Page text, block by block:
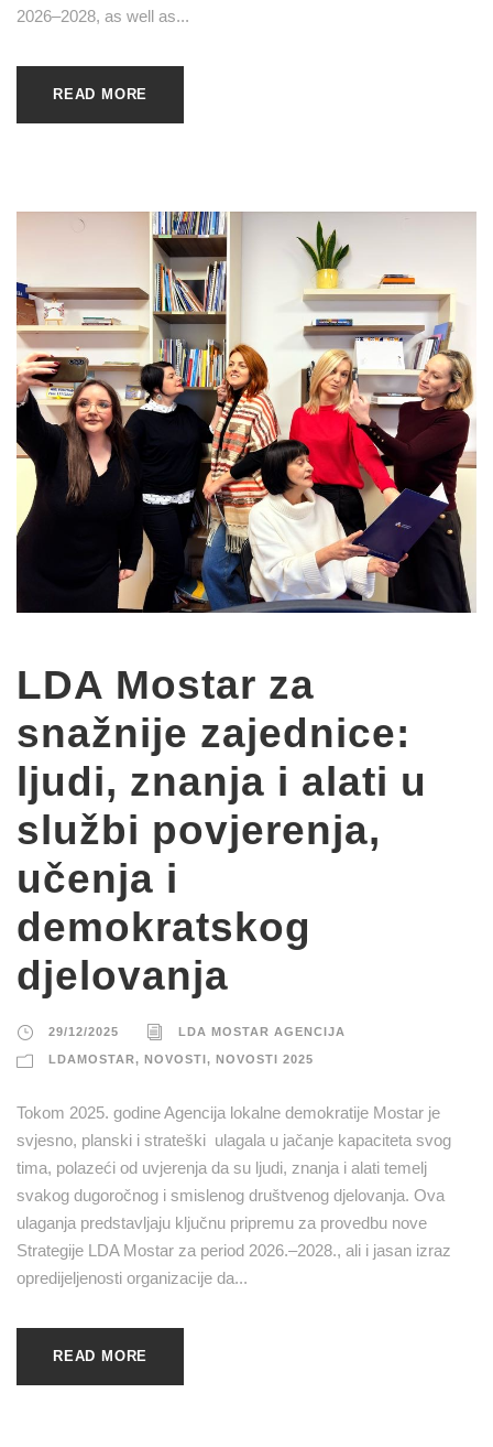
2026–2028, as well as...
READ MORE
LDA Mostar za
snažnije zajednice:
ljudi, znanja i alati u
službi povjerenja,
učenja i
demokratskog
djelovanja
29/12/2025 LDA MOSTAR AGENCIJA
LDAMOSTAR, NOVOSTI , NOVOSTI 2025
Tokom 2025. godine Agencija lokalne demokratije Mostar je
svjesno, planski i strateški ulagala u jačanje kapaciteta svog
tima, polazeći od uvjerenja da su ljudi, znanja i alati temelj
svakog dugoročnog i smislenog društvenog djelovanja. Ova
ulaganja predstavljaju ključnu pripremu za provedbu nove
Strategije LDA Mostar za period 2026.–2028., ali i jasan izraz
opredijeljenosti organizacije da...
READ MORE